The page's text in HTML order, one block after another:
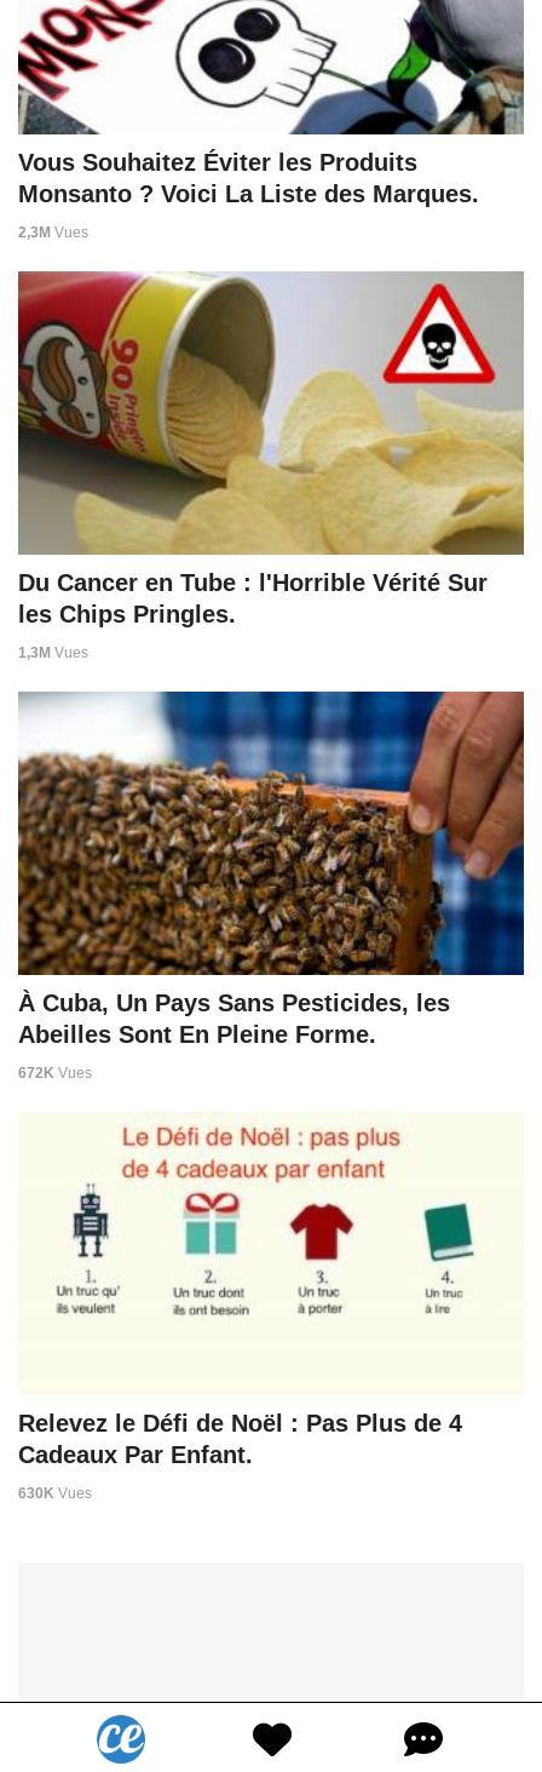
Vous Souhaitez Éviter les Produits
Monsanto ? Voici La Liste des Marques.
2,3M Vues
Du Cancer en Tube : l'Horrible Vérité Sur
les Chips Pringles.
1,3M Vues
À Cuba, Un Pays Sans Pesticides, les
Abeilles Sont En Pleine Forme.
672K Vues
Relevez le Défi de Noël : Pas Plus de 4
Cadeaux Par Enfant.
630K Vues